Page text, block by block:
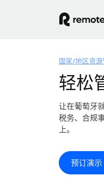
国家/地区资
轻松
让在葡萄牙
税务、合规
上。
预订演示